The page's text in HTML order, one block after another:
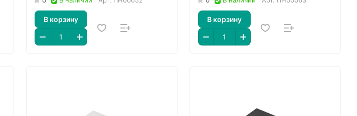
В корзину В корзину